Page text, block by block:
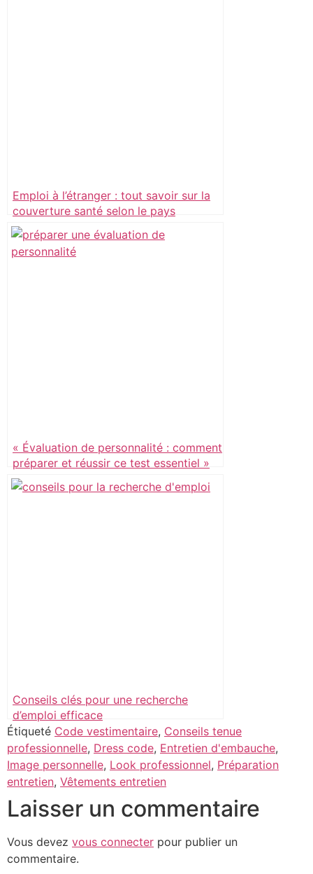
Emploi à l’étranger : tout savoir sur la
couverture santé selon le pays
d’accueil
« Évaluation de personnalité : comment
préparer et réussir ce test essentiel »
Conseils clés pour une recherche
d’emploi efficace
Étiqueté Code vestimentaire, Conseils tenue
professionnelle, Dress code, Entretien d'embauche,
Image personnelle, Look professionnel, Préparation
entretien, Vêtements entretien
Laisser un commentaire
Vous devez vous connecter pour publier un
commentaire.